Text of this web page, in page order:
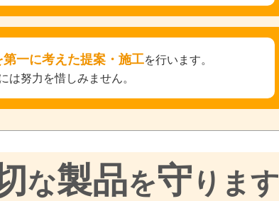
第一に考えた提案・施工を行います。
は努力を惜しみません。
な製品を守 ります